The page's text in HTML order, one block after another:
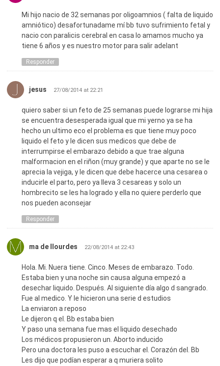
Mi hijo nacio de 32 semanas por oligoamnios ( falta de liquido
amniótico) desafortunadame mí bb tuvo sufrimiento fetal y
nacio con paralicis cerebral en casa lo amamos mucho ya
tiene 6 años y es nuestro motor para salir adelant
Responder
jesus 27/08/2014 at 22:21
quiero saber si un feto de 25 semanas puede lograrse mi hija
se encuentra desesperada igual que mi yerno ya se ha
hecho un ultimo eco el problema es que tiene muy poco
liquido el feto y le dicen sus medicos que debe de
interrumpirse el embarazo debido a que trae alguna
malformacion en el riñon (muy grande) y que aparte no se le
aprecia la vejiga, y le dicen que debe hacerce una cesarea o
inducirle el parto, pero ya lleva 3 cesareas y solo un
hombrecito se les ha logrado y ella no quiere perderlo que
nos pueden aconsejar
Responder
ma de llourdes 22/08/2014 at 22:43
Hola. Mi. Nuera tiene. Cinco. Meses de embarazo. Todo.
Estaba bien y una noche sin causa alguna empezó a
desechar liquido. Después. Al siguiente día algo d sangrado.
Fue al medico. Y le hicieron una serie d estudios
La enviaron a reposo
Le dijeron q el. Bb estaba bien
Y paso una semana fue mas el liquido desechado
Los médicos propusieron un. Aborto inducido
Pero una doctora les puso a escuchar el. Corazón del. Bb
Les dijo que podían esperar a q muriera solito